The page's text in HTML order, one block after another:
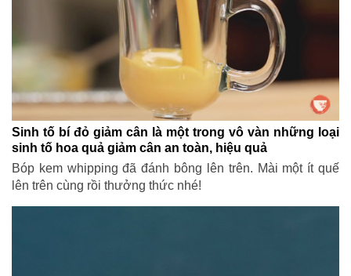
Sinh tố bí đỏ giảm cân là một trong vô vàn những loại
sinh tố hoa quả giảm cân an toàn, hiệu quả
Bóp kem whipping đã đánh bông lên trên. Mài một ít quế
lên trên cùng rồi thưởng thức nhé!